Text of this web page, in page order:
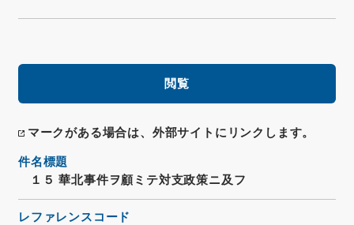
閲覧
マークがある場合は、外部サイトにリンクします。
件名標題
１５ 華北事件ヲ顧ミテ対支政策ニ及フ
レファレンスコード